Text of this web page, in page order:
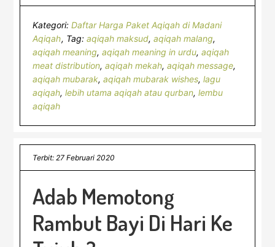
Kategori:Daftar Harga Paket Aqiqah di Madani
Aqiqah Tag:aqiqah maksud,aqiqah malang,
aqiqah meaning,aqiqah meaning in urdu,aqiqah
meat distribution,aqiqah mekah,aqiqah message,
aqiqah mubarak,aqiqah mubarak wishes,lagu
aqiqah,lebih utama aqiqah atau qurban,lembu
aqiqah
Terbit: 27 Februari 2020
Adab Memotong
Rambut Bayi Di Hari Ke